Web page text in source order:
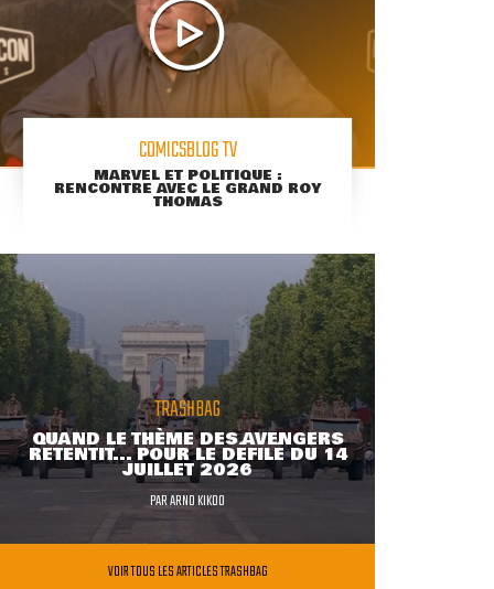
COMICSBLOG TV
MARVEL ET POLITIQUE :
RENCONTRE AVEC LE GRAND ROY
THOMAS
TRASHBAG
QUAND LE THÈME DES AVENGERS
RETENTIT... POUR LE DÉFILÉ DU 14
JUILLET 2026
PARARNO KIKOO
VOIR TOUS LES ARTICLES TRASHBAG